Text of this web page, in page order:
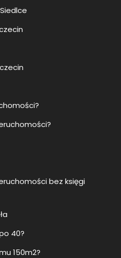
bez księgi
40?
150m2?